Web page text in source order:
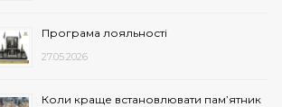
Програма лояльності
27.05.2026
Коли краще встановлювати пам’ятник